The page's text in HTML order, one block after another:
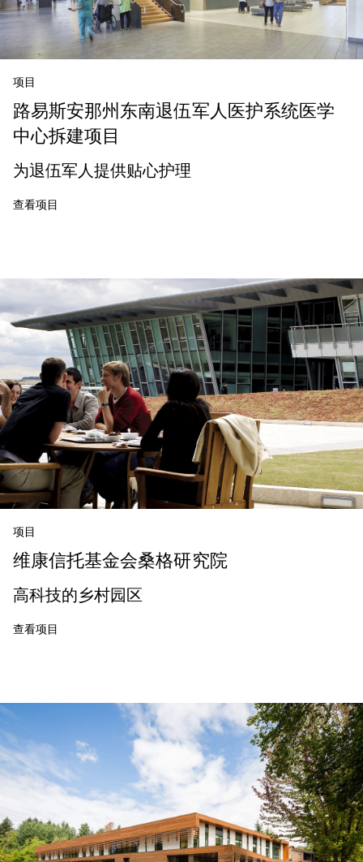
项目
路易斯安那州东南退伍军人医护系统医学
中心拆建项目
为退伍军人提供贴心护理
查看项目
项目
维康信托基金会桑格研究院
高科技的乡村园区
查看项目